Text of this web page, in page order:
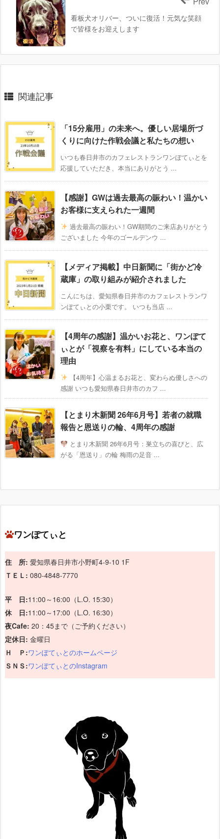
看板犬オリバー、ついに復活！元気な笑顔
で皆様をお迎えします
関連記事
「15分雇用」の未来へ。優しい居場所づ
くりに向けた作戦会議と私たちの想い
いつも春日井市のカフェレストランワンぽてぃとを
応援していただき、本当にありがとう ...
【感謝】GWは過去最高の賑わい！温かい
お客様に支えられた一週間
過去最高の賑わい！GW期間のご来店ありがとう
ございました 今年のゴールデンウ ...
【メディア掲載】中日新聞に「街かど冷
蔵庫」の取り組みが紹介されました
こんにちは、愛知県春日井市のカフェレストランワ
ンぽてぃとの小栗です。 いつも当店 ...
【4周年の感謝】温かいお花と、ワンぽて
ぃとが「視察を有料」にしている本当の
理由
【4周年】心温まるお花と、変わらぬ優しさへの
感謝 いつも愛知県春日井市のカフ ...
【とまり木新聞 26年6月号】若者の就職
報告と恩送りの輪、4周年の感謝
とまり木新聞 26年6月号：巣立ちの喜びと、広
がる「恩送り」の輪 梅雨の足音 ...
ワンぽてぃと
住 所: 愛知県春日井市小野町4-9-10 1F
ＴＥＬ: 080-4848-7770
平 日:11:00～16:00（L.O. 15:30）
休 日:11:00～17:00（L.O. 16:30）
夜Cafe: 20：45まで（ご予約ください）
定休日: 金曜日
Ｈ Ｐ:ワンぽてぃとのホームページ
ＳＮＳ:ワンぽてぃとのInstagram